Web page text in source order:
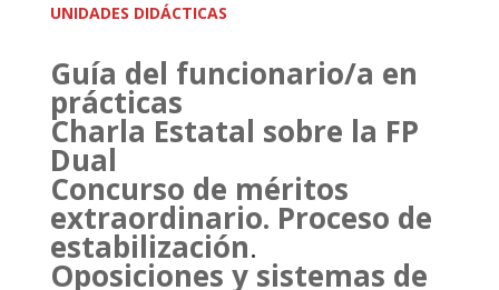
UNIDADES DIDÁCTICAS
Guía del funcionario/a en
prácticas
Charla Estatal sobre la FP
Dual
Concurso de méritos
extraordinario. Proceso de
estabilización.
Oposiciones y sistemas de